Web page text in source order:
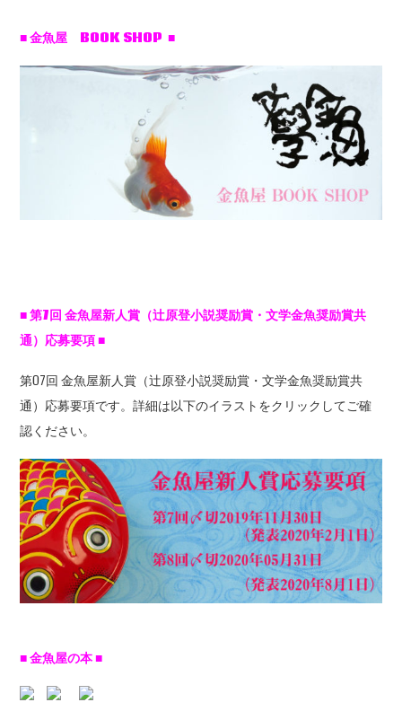
■ 金魚屋 BOOK SHOP ■
■第7回金魚屋新人賞（辻原登小説奨励賞・文学金魚奨励賞共
通）応募要項■
第07回 金魚屋新人賞（辻原登小説奨励賞・文学金魚奨励賞共
通）応募要項です。詳細は以下のイラストをクリックしてご確
認ください。
■ 金魚屋の本 ■